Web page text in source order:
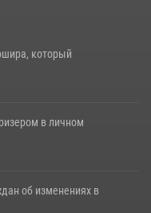
который
в личном
об изменениях в